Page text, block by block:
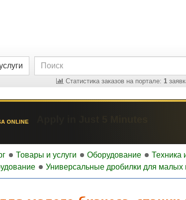
Статистика заказов на портале: 1
Товары и услуги Оборудование
Техника
Универсальные дробилки для малых